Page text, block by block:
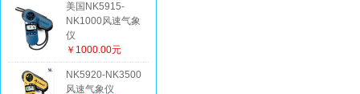
美国NK5915-
NK1000风速气象
仪
￥1000.00元
NK5920-NK3500
风速气象仪